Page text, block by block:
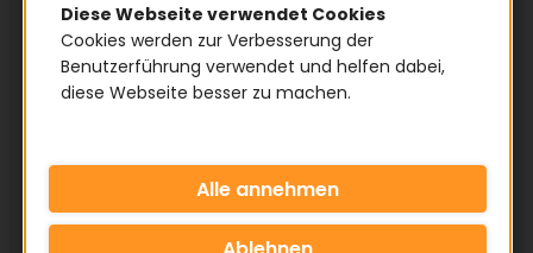
Diese Webseite verwendet Cookies
Cookies werden zur Verbesserung der
Benutzerführung verwendet und helfen dabei,
diese Webseite besser zu machen.